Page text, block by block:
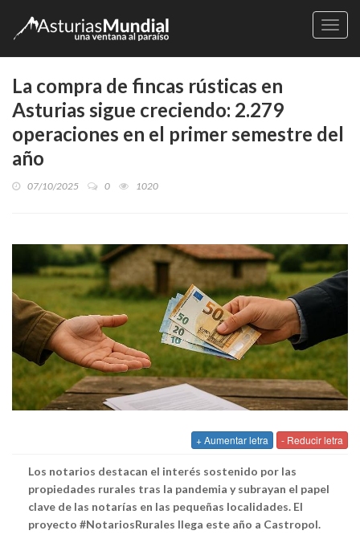
La compra de fincas rústicas en
Asturias sigue creciendo: 2.279
operaciones en el primer semestre del
año
07/10/2025 0 1020
+ Aumentar letra - Reducir letra
Los notarios destacan el interés sostenido por las
propiedades rurales tras la pandemia y subrayan el papel
clave de las notarías en las pequeñas localidades. El
proyecto #NotariosRurales llega este año a Castropol.